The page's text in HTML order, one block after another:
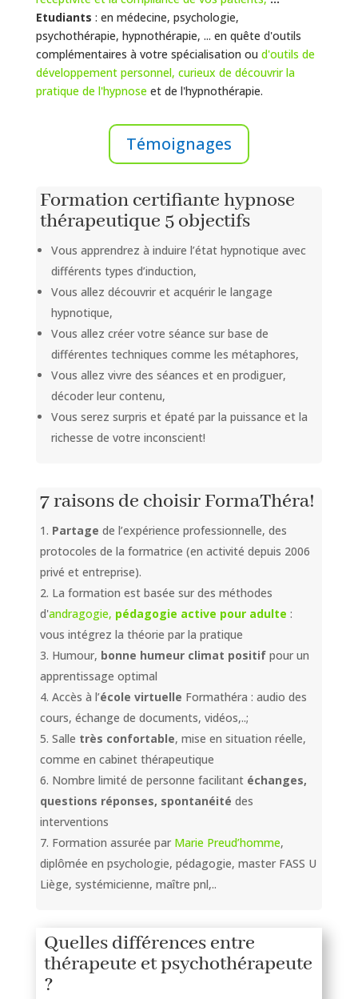
Etudiants : en médecine, psychologie,
psychothérapie, hypnothérapie, ... en quête d'outils
complémentaires à votre spécialisation ou d'outils de
développement personnel, curieux de découvrir la
pratique de l'hypnoseet de l'hypnothérapie.
Témoignages
Formation certifiante hypnose
thérapeutique 5 objectifs
Vous apprendrez à induire l’état hypnotique avec
différents types d’induction,
Vous allez découvrir et acquérir le langage
hypnotique,
Vous allez créer votre séance sur base de
différentes techniques comme les métaphores,
Vous allez vivre des séances et en prodiguer,
décoder leur contenu,
Vous serez surpris et épaté par la puissance et la
richesse de votre inconscient!
7 raisons de choisir FormaThéra!
Partage de l’expérience professionnelle, des
protocoles de la formatrice (en activité depuis 2006
privé et entreprise).
La formation est basée sur des méthodes
d'andragogie, pédagogie active pour adulte :
vous intégrez la théorie par la pratique
Humour, bonne humeur climat positifpour un
apprentissage optimal
Accès à l’école virtuelle Formathéra : audio des
cours, échange de documents, vidéos,..;
Salle très confortable, mise en situation réelle,
comme en cabinet thérapeutique
Nombre limité de personne facilitant échanges,
questions réponses, spontanéité des
interventions
Formation assurée par Marie Preud’homme,
diplômée en psychologie, pédagogie, master FASS U
Liège, systémicienne, maître pnl,..
Quelles différences entre
thérapeute et psychothérapeute
?